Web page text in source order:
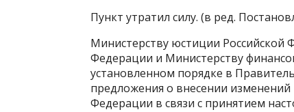
Пункт утратил силу. (в ред.
Министерству юстиции Российской
Федерации и Министерству
установленном порядке в
предложения о внесении
Федерации в связи с принятием